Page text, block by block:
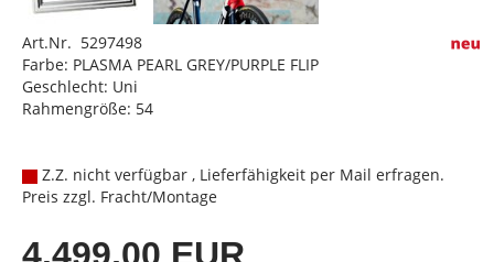
Art.Nr. 5297498
Farbe: PLASMA PEARL GREY/PURPLE FLIP
Geschlecht: Uni
Rahmengröße: 54
Z.Z. nicht verfügbar , Lieferfähigkeit per Mail erfragen.
Preis zzgl. Fracht/Montage